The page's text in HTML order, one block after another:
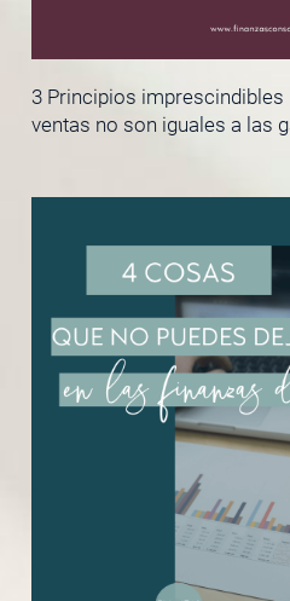
3 Principios imprescindibles
ventas no son iguales a las